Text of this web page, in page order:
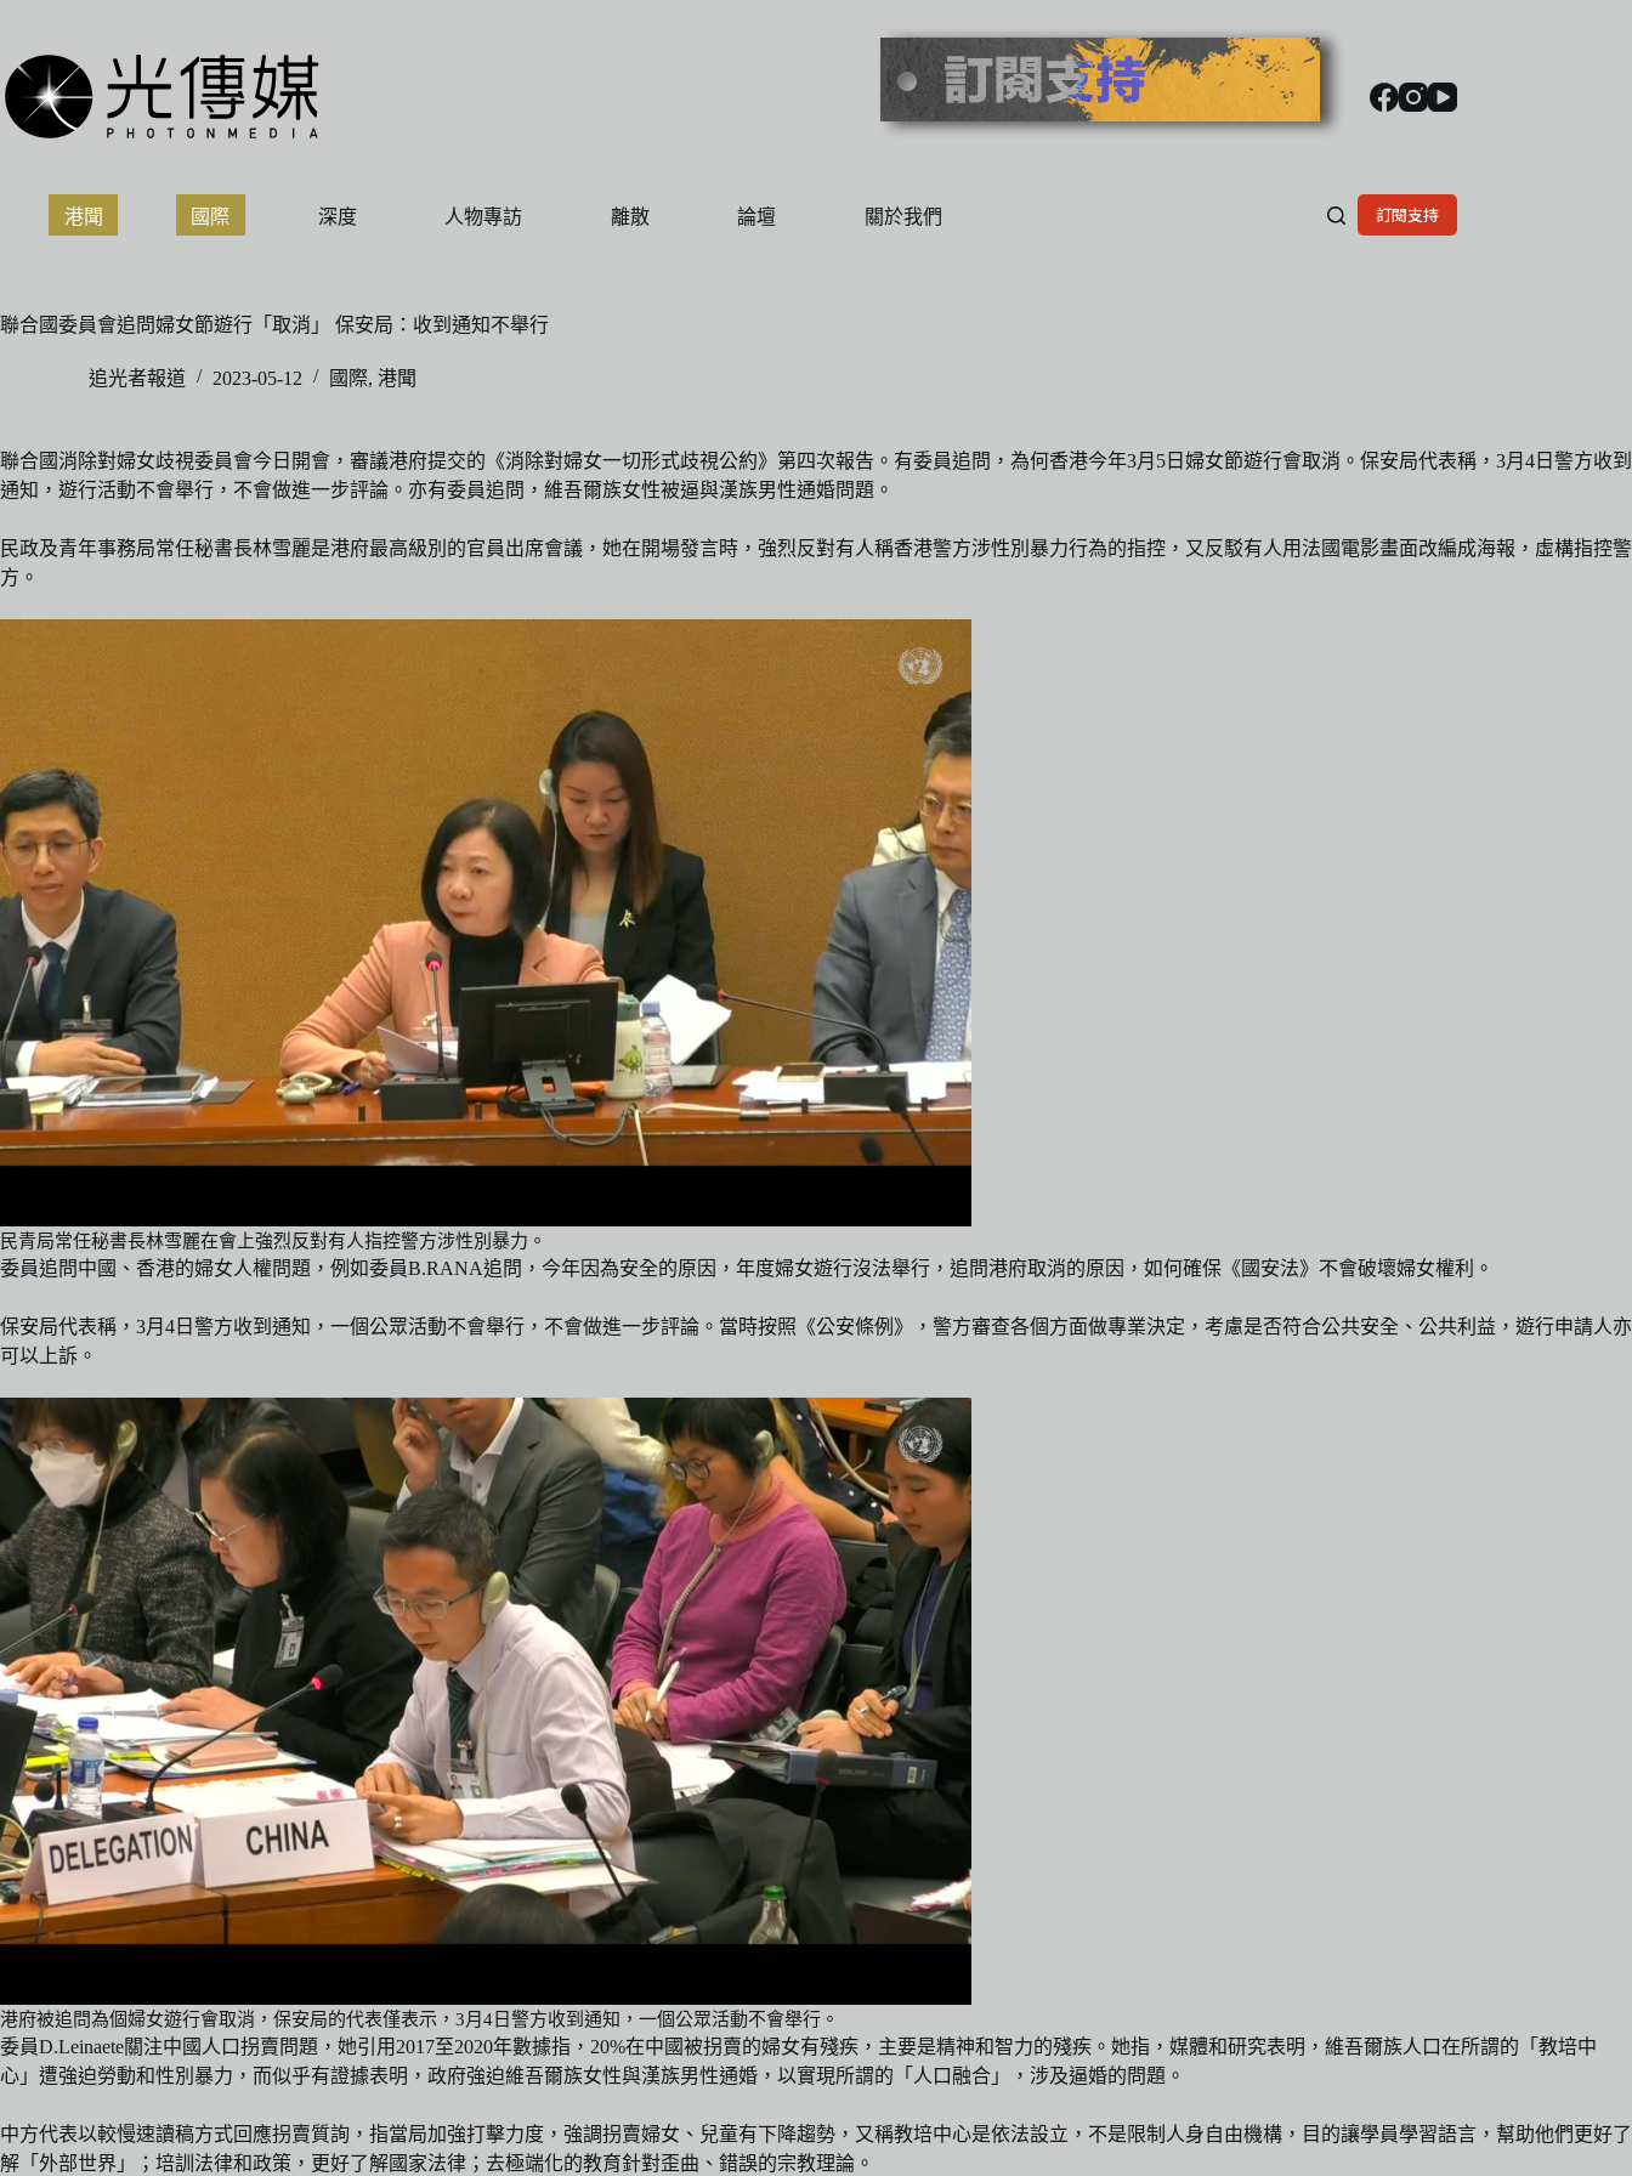
主
要
內
港聞 國際 深度 人物專訪 離散 論壇 關於我們 訂閱支持
聯合國委員會追問婦女節遊行「取消」 保安局：收到通知不舉行
追光者報道 2023-05-12 國際, 港聞
聯合國消除對婦女歧視委員會今日開會，審議港府提交的《消除對婦女一切形式歧視公約》第四次報告。有委員追問，為何香港今年3月5日婦女節遊行會取消。保安局代表稱，3月4日警方收到
通知，遊行活動不會舉行，不會做進一步評論。亦有委員追問，維吾爾族女性被逼與漢族男性通婚問題。
民政及青年事務局常任秘書長林雪麗是港府最高級別的官員出席會議，她在開場發言時，強烈反對有人稱香港警方涉性別暴力行為的指控，又反駁有人用法國電影畫面改編成海報，虛構指控警
方。
民青局常任秘書長林雪麗在會上強烈反對有人指控警方涉性別暴力。
委員追問中國、香港的婦女人權問題，例如委員B.RANA追問，今年因為安全的原因，年度婦女遊行沒法舉行，追問港府取消的原因，如何確保《國安法》不會破壞婦女權利。
保安局代表稱，3月4日警方收到通知，一個公眾活動不會舉行，不會做進一步評論。當時按照《公安條例》，警方審查各個方面做專業決定，考慮是否符合公共安全、公共利益，遊行申請人亦
可以上訴。
港府被追問為個婦女遊行會取消，保安局的代表僅表示，3月4日警方收到通知，一個公眾活動不會舉行。
委員D.Leinaete關注中國人口拐賣問題，她引用2017至2020年數據指，20%在中國被拐賣的婦女有殘疾，主要是精神和智力的殘疾。她指，媒體和研究表明，維吾爾族人口在所謂的「教培中
心」遭強迫勞動和性別暴力，而似乎有證據表明，政府強迫維吾爾族女性與漢族男性通婚，以實現所謂的「人口融合」，涉及逼婚的問題。
中方代表以較慢速讀稿方式回應拐賣質詢，指當局加強打擊力度，強調拐賣婦女、兒童有下降趨勢，又稱教培中心是依法設立，不是限制人身自由機構，目的讓學員學習語言，幫助他們更好了
解「外部世界」；培訓法律和政策，更好了解國家法律；去極端化的教育針對歪曲、錯誤的宗教理論。